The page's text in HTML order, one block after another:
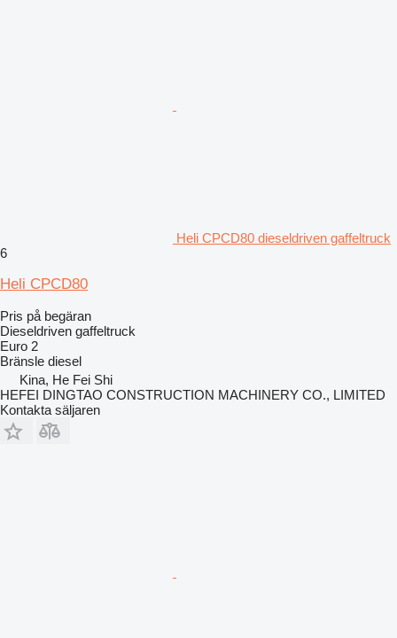
Heli CPCD80 dieseldriven gaffeltruck
6
Heli CPCD80
Pris på begäran
Dieseldriven gaffeltruck
Euro 2
Bränsle diesel
Kina, He Fei Shi
HEFEI DINGTAO CONSTRUCTION MACHINERY CO., LIMITED
Kontakta säljaren